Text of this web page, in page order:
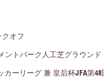
クオフ
ントパーク人工芝グラウンド
カーリーグ 兼 皇后杯JFA第